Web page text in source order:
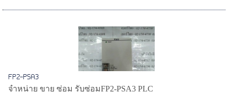
FP2-PSA3
จำหน่าย ขาย ซ่อม รับซ่อมFP2-PSA3 PLC